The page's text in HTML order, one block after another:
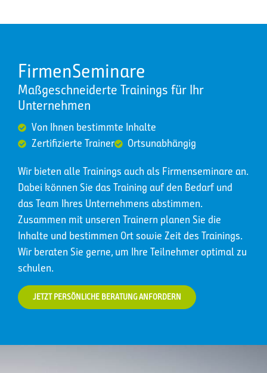
FirmenSeminare
Maßgeschneiderte Trainings für Ihr
Unternehmen
Von Ihnen bestimmte Inhalte
Zertifizierte Trainer
Ortsunabhängig
Wir bieten alle Trainings auch als Firmenseminare an.
Dabei können Sie das Training auf den Bedarf und
das Team Ihres Unternehmens abstimmen.
Zusammen mit unseren Trainern planen Sie die
Inhalte und bestimmen Ort sowie Zeit des Trainings.
Wir beraten Sie gerne, um Ihre Teilnehmer optimal zu
schulen.
JETZT PERSÖNLICHE BERATUNG ANFORDERN